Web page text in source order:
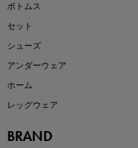
kokoさんセレクト
ボトムス
セット
シューズ
アンダーウェア
ホーム
レッグウェア
BRAND